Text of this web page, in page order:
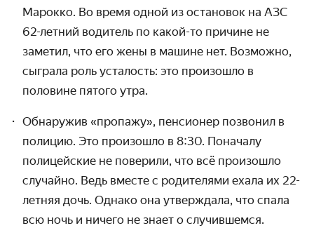
Марокко. Во время одной из остановок на АЗС
62-летний водитель по какой-то причине не
заметил, что его жены в машине нет. Возможно,
сыграла роль усталость: это произошло в
половине пятого утра.
Обнаружив «пропажу», пенсионер позвонил в
полицию. Это произошло в 8:30. Поначалу
полицейские не поверили, что всё произошло
случайно. Ведь вместе с родителями ехала их 22-
летняя дочь. Однако она утверждала, что спала
всю ночь и ничего не знает о случившемся.